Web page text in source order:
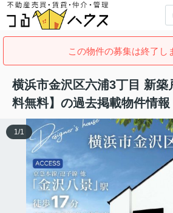
この物件の募集は終了し
横浜市金沢区六浦3丁目 新築
料無料】の過去掲載物件情報
1/1